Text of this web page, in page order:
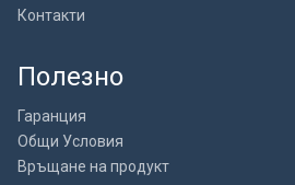
Контакти
Полезно
Гаранция
Общи Условия
Връщане на продукт